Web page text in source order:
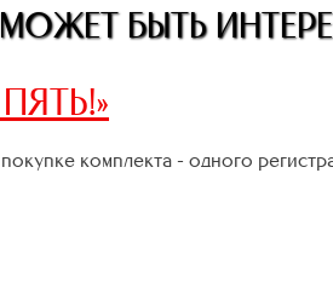
БЫТЬ
комплекта - одного